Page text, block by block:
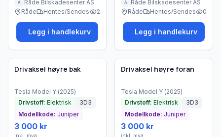
A
Råde Bilskadesenter AS
Råde
Hentes/Sendes 2
Legg i handlekurv
A
Råde Bilskadesenter AS
Råde
Hentes/Sendes 0
Legg i handlekurv
Brukt - som ny
Bedrift
Drivaksel høyre bak
Tesla Model Y (2025)
Drivstoff: Elektrisk
3D3
Modellkode: Juniper
3 000 kr
inkl. mva
Brukt - som ny
Bedrift
Drivaksel høyre foran
Tesla Model Y (2025)
Drivstoff: Elektrisk
3D3
Modellkode: Juniper
3 000 kr
inkl. mva